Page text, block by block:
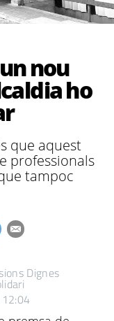
nou
ho
que aquest
professionals
tampoc
Dignes